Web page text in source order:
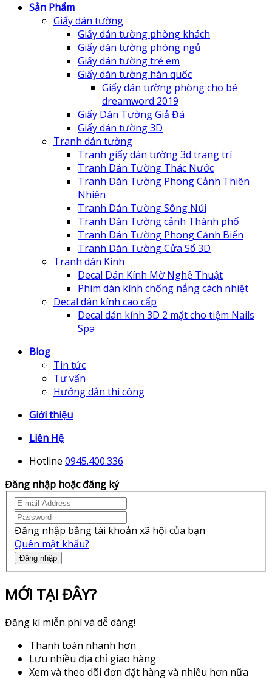
Sản Phẩm
Giấy dán tường
Giấy dán tường phòng khách
Giấy dán tường phòng ngủ
Giấy dán tường trẻ em
Giấy dán tường hàn quốc
Giấy dán tường phòng cho bé
dreamword 2019
Giấy Dán Tường Giả Đá
Giấy dán tường 3D
Tranh dán tường
Tranh giấy dán tường 3d trang trí
Tranh Dán Tường Thác Nước
Tranh Dán Tường Phong Cảnh Thiên
Nhiên
Tranh Dán Tường Sông Núi
Tranh Dán Tường cảnh Thành phố
Tranh Dán Tường Phong Cảnh Biển
Tranh Dán Tường Cửa Sổ 3D
Tranh dán Kính
Decal Dán Kính Mờ Nghệ Thuật
Phim dán kính chống nắng cách nhiệt
Decal dán kính cao cấp
Decal dán kính 3D 2 mặt cho tiệm Nails
Spa
Blog
Tin tức
Tư vấn
Hướng dẫn thi công
Giới thiệu
Liên Hệ
Hotline 0945.400.336
Đăng nhập hoặc đăng ký
Đăng nhập bằng tài khoản xã hội của bạn
Quên mật khẩu?
Đăng nhập
MỚI TẠI ĐÂY?
Đăng kí miễn phí và dễ dàng!
Thanh toán nhanh hơn
Lưu nhiều địa chỉ giao hàng
Xem và theo dõi đơn đặt hàng và nhiều hơn nữa